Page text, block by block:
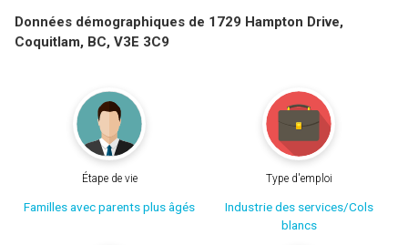
Données démographiques de 1729 Hampton Drive,
Coquitlam, BC, V3E 3C9
Étape de vie
Familles avec parents plus âgés
Type d'emploi
Industrie des services/Cols
blancs